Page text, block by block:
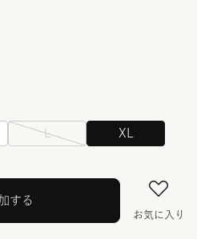
L XL
する
お気に入り